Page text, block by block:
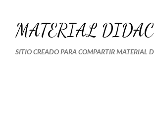
MATERIAL
SITIO CREADO PARA COMPARTIR MATERIAL